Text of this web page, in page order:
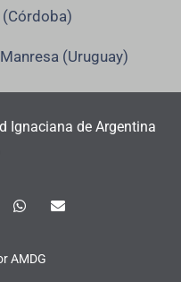
(Uruguay)
Ignaciana de Argentina
AMDG